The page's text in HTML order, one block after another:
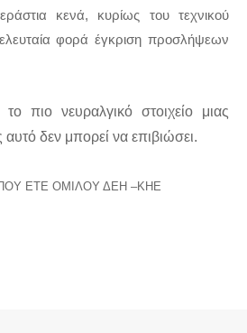
κενά, κυρίως του τεχνικού
φορά έγκριση προσλήψεων
πιο νευραλγικό στοιχείο μιας
αυτό δεν μπορεί να επιβιώσει.
ΕΤΕ ΟΜΙΛΟΥ ΔΕΗ –ΚΗΕ